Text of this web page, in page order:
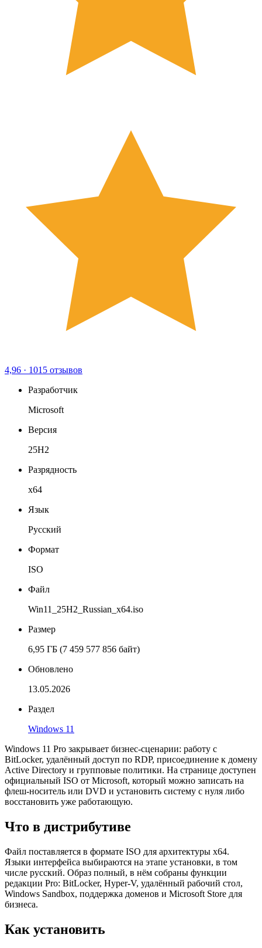
4,96 · 1015 отзывов
Разработчик
Microsoft
Версия
25H2
Разрядность
x64
Язык
Русский
Формат
ISO
Файл
Win11_25H2_Russian_x64.iso
Размер
6,95 ГБ (7 459 577 856 байт)
Обновлено
13.05.2026
Раздел
Windows 11
Windows 11 Pro закрывает бизнес-сценарии: работу с
BitLocker, удалённый доступ по RDP, присоединение к домену
Active Directory и групповые политики. На странице доступен
официальный ISO от Microsoft, который можно записать на
флеш-носитель или DVD и установить систему с нуля либо
восстановить уже работающую.
Что в дистрибутиве
Файл поставляется в формате ISO для архитектуры x64.
Языки интерфейса выбираются на этапе установки, в том
числе русский. Образ полный, в нём собраны функции
редакции Pro: BitLocker, Hyper-V, удалённый рабочий стол,
Windows Sandbox, поддержка доменов и Microsoft Store для
бизнеса.
Как установить